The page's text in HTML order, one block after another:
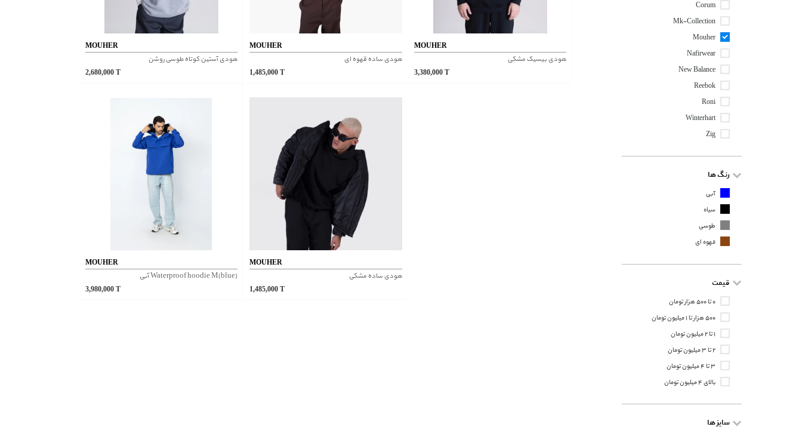
MOUHER
هودی آستین کوتاه طوسی روشن
2,680,000 T
MOUHER
هودی ساده قهوه ای
1,485,000T
MOUHER
هودی بیسیک مشکی
3,380,000 T
MOUHER
Waterproof hoodie M(blue) آبی
3,980,000 T
MOUHER
هودی ساده مشکی
1,485,000T
Corum
Mk-Collection
Mouher
Nafirwear
New Balance
Reebok
Roni
Winterhart
Zig
رنگ ها
آبی
سیاه
طوسی
قهوه ای
قیمت
۰ تا ۵۰۰ هزار تومان
۵۰۰ هزار تا ۱ میلیون تومان
۱ تا ۲ میلیون تومان
۲ تا ۳ میلیون تومان
۳ تا ۴ میلیون تومان
بالای ۴ میلیون تومان
سایز ها